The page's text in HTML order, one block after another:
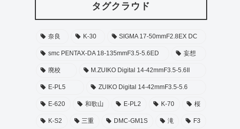
タグクラウド
奈良 K-30 SIGMA 17-50mmF2.8EX DC
smc PENTAX-DA 18-135mmF3.5-5.6ED 妄想
廃校 M.ZUIKO Digital 14-42mmF3.5-5.6II
E-PL5 ZUIKO Digital 14-42mmF3.5-5.6
E-620 和歌山 E-PL2 K-70 桜
K-S2 三重 DMC-GM1S 滝 F3